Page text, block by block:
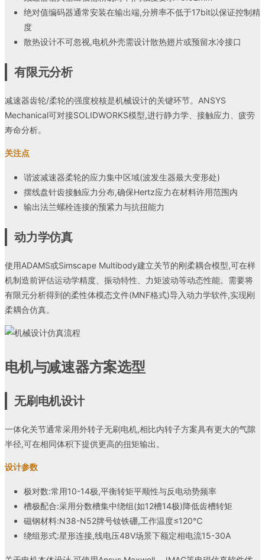
绝对值编码器通常安装在输出端,分辨率不低于17bit以保证控制精
度
散热设计不可忽视,电机外壳需设计散热翅片或预留水冷接口
有限元分析
减速器齿轮/柔轮的强度校核是机械设计的关键环节。ANSYS
Mechanical可对接SOLIDWORKS模型,进行静力学、接触应力、疲劳
寿命分析。
关注点
谐波减速器柔轮的应力集中区域(波发生器最大变形处)
摆线盘针齿接触应力分布,确保Hertz应力在材料许用范围内
输出法兰螺栓连接的预紧力与抗扭能力
动力学仿真
使用ADAMS或Simscape Multibody建立关节的刚柔耦合模型,可在样
机制造前评估运动学精度、振动特性、力矩波动等动态性能。需要将
有限元分析得到的柔性体模态文件(MNF格式)导入动力学软件,实现刚
柔耦合仿真。
电机与减速器方案选型
无刷电机设计
一体化关节通常采用外转子无刷电机,相比内转子方案具有更大的气隙
半径,可在相同体积下提供更高的扭矩输出。
设计参数
极对数:常用10-14极,平衡转矩平顺性与反电动势频率
槽极配合:采用分数槽集中绕组(如12槽14极)降低齿槽转矩
磁钢材料:N38-N52牌号钕铁硼,工作温度≤120℃
绕组形式:星形连接,线电压48V场景下额定相电流15-30A